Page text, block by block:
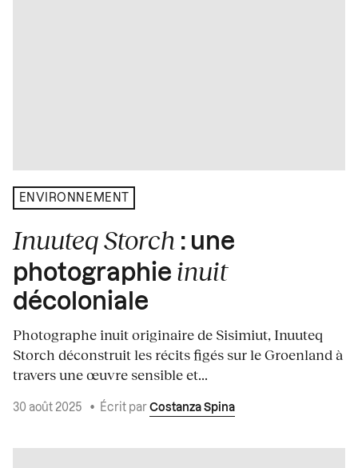
ENVIRONNEMENT
Inuuteq Storch : une
photographie inuit
décoloniale
Photographe inuit originaire de Sisimiut, Inuuteq
Storch déconstruit les récits figés sur le Groenland à
travers une œuvre sensible et...
30 août 2025 • Écrit par Costanza Spina